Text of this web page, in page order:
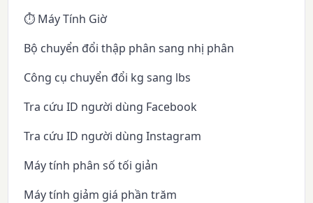
⏱️ Máy Tính Giờ
Bộ chuyển đổi thập phân sang nhị phân
Công cụ chuyển đổi kg sang lbs
Tra cứu ID người dùng Facebook
Tra cứu ID người dùng Instagram
Máy tính phân số tối giản
Máy tính giảm giá phần trăm